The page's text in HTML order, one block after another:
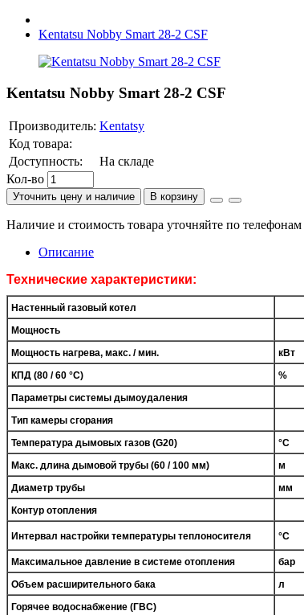
Kentatsu Nobby Smart 28-2 CSF
Kentatsu Nobby Smart 28-2 CSF
Производитель: Kentatsy
Код товара:
Доступность:
На складе
Кол-во
В корзину
Уточнить цену и наличие
Наличие и стоимость товара уточняйте по телефонам
Описание
Технические характеристики:
Настенный газовый котел
Мощность
Мощность нагрева, макс. / мин.
кВт
КПД (80 / 60 °C)
%
Параметры системы дымоудаления
Тип камеры сгорания
Температура дымовых газов (G20)
°C
Макс. длина дымовой трубы (60 / 100 мм)
м
Диаметр трубы
мм
Контур отопления
Интервал настройки температуры теплоносителя °C
Максимальное давление в системе отопления бар
Объем расширительного бака
л
Горячее водоснабжение (ГВС)